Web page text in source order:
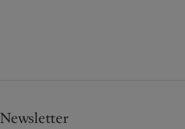
Newsletter